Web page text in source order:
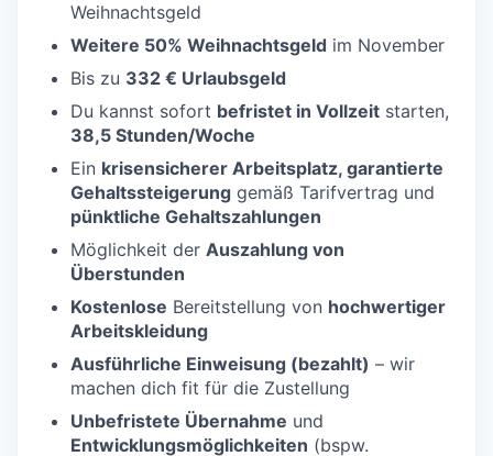
Weihnachtsgeld
Weitere 50% Weihnachtsgeld im November
Bis zu 332 € Urlaubsgeld
Du kannst sofort befristet in Vollzeit starten,
38,5 Stunden/Woche
Ein krisensicherer Arbeitsplatz, garantierte
Gehaltssteigerung gemäß Tarifvertrag und
pünktliche Gehaltszahlungen
Möglichkeit der Auszahlung von
Überstunden
Kostenlose Bereitstellung von hochwertiger
Arbeitskleidung
Ausführliche Einweisung (bezahlt) – wir
machen dich fit für die Zustellung
Unbefristete Übernahme und
Entwicklungsmöglichkeiten (bspw.